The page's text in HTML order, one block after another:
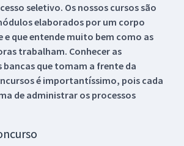
seletivo. Os nossos cursos são
elaborados por um corpo
e que entende muito bem como as
trabalham. Conhecer as
que tomam a frente da
é importantíssimo, pois cada
de administrar os processos